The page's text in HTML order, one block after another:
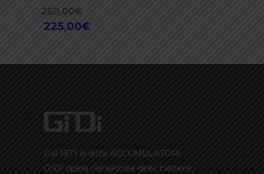
250,00€
prezzo
250,00€.
225,00€
Dal 1971 la ditta ACCUMULATORI
GIDI opera nel settore delle batterie.